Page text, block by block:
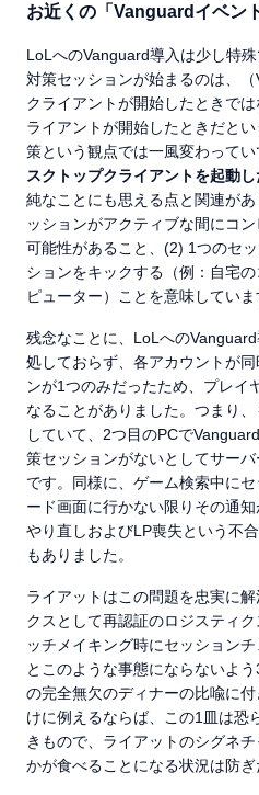
お近くの「Vanguardイベン
LoLへのVanguard導入は少し特
対策セッションが始まるのは、
クライアントが開始したときで
ライアントが開始したときだと
策という観点では一風変わってい
スクトップクライアントを起動
純なことにも思える点と関連が
ッションがアクティブな間にコ
可能性があること、(2) 1つのセ
ションをキックする（例：自宅
ピューター）ことを意味していま
残念なことに、LoLへの
処しておらず、各アカウントが
ンが1つのみだったため、プレイ
なることがありました。つまり
していて、2つ目のPCで
策セッションがないとしてサー
です。同様に、ゲーム検索中に
ード画面に行かない限りその通
やり直しおよびLP喪失という不
もありました。
ライアットはこの問題を忠実に
クスとして再認証のロジスティ
ッチメイキング時にセッション
とこのような事態にならないよ
の完全無欠のディナーの比喩に
けに例えるならば、この1皿は恐
きもので、ライアットのシグネ
かが食べることになる状況は防ぎ